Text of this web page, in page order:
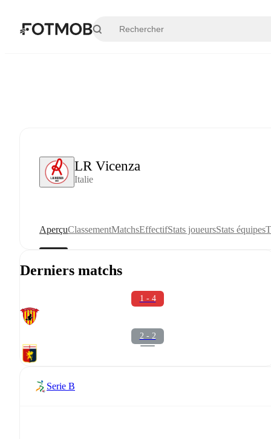
LR Vicenza
Italie
AperçuClassementMatchsEffectifStats joueursStats équipes
Derniers matchs
1 - 4
2 - 2
Serie B